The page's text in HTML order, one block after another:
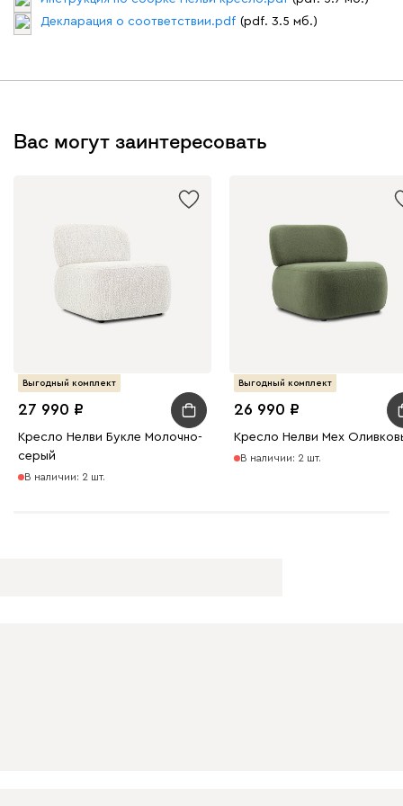
Декларация о соответствии.pdf (pdf. 3.5 мб.)
Вас могут заинтересовать
Выгодный комплект
27 990
Кресло Нелви Букле Молочно-
серый
В наличии: 2 шт.
Выгодный комплект
26 990
Кресло Нелви Мех
В наличии: 2 шт.